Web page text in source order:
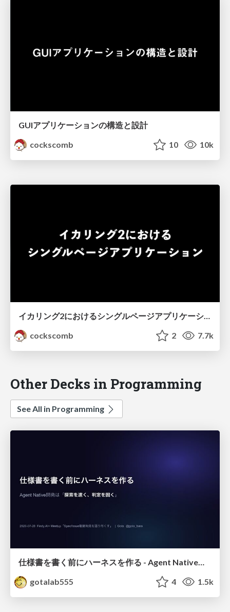
GUIアプリケーションの構造と設計
cockscomb
10 10k
イカリング2におけるシングルページアプリケーション
cockscomb
2 7.7k
Other Decks in Programming
See All in Programming
gotalab555
4 1.5k